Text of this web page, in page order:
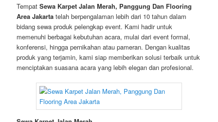
TempatSewa Karpet Jalan Merah, Panggung Dan Flooring
Area Jakarta telah berpengalaman lebih dari 10 tahun dalam
bidang sewa produk pelengkap event. Kami hadir untuk
memenuhi berbagai kebutuhan acara, mulai dari event formal,
konferensi, hingga pernikahan atau pameran. Dengan kualitas
produk yang terjamin, kami siap memberikan solusi terbaik untuk
menciptakan suasana acara yang lebih elegan dan profesional.